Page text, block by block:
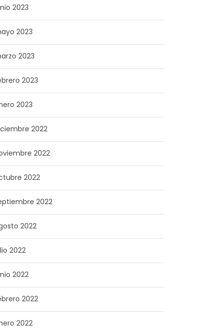
2023
2023
2023
2023
2023
2022
2022
2022
2022
2022
2022
2022
2022
2022